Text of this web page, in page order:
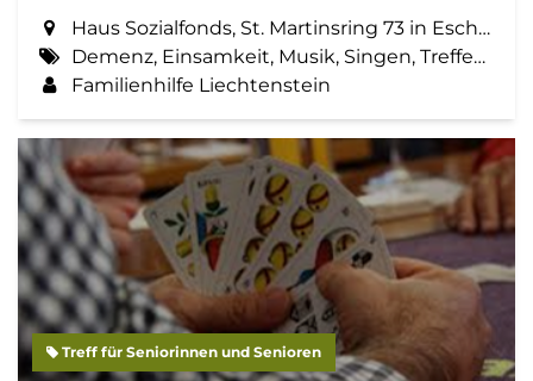
Haus Sozialfonds, St. Martinsring 73 in Eschen
Demenz, Einsamkeit, Musik, Singen, Treffen, Zemma tua - Senioren gemeinsam aktiv
Familienhilfe Liechtenstein
Treff für Seniorinnen und Senioren